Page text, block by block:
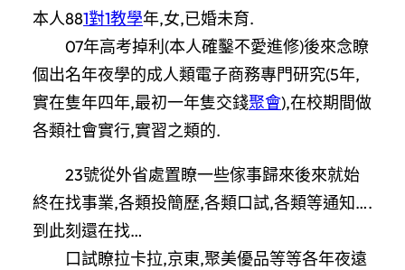
本人881對1教學年,女,已婚未育.
07年高考掉利(本人確鑿不愛進修)後來念瞭
個出名年夜學的成人類電子商務專門研究(5年,
實在隻年四年,最初一年隻交錢聚會),在校期間做
各類社會實行,實習之類的.
23號從外省處置瞭一些傢事歸來後來就始
終在找事業,各類投簡歷,各類口試,各類等通知….
到此刻還在找…
口試瞭拉卡拉,京東,聚美優品等等各年夜遠